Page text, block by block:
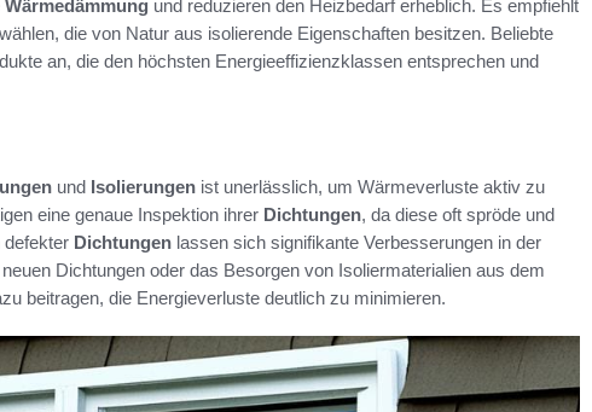
Wärmedämmung und reduzieren den Heizbedarf erheblich. Es empfiehlt
die von Natur aus isolierende Eigenschaften besitzen. Beliebte
an, die den höchsten Energieeffizienzklassen entsprechen und
und Isolierungen ist unerlässlich, um Wärmeverluste aktiv zu
eine genaue Inspektion ihrer Dichtungen, da diese oft spröde und
defekter Dichtungen lassen sich signifikante Verbesserungen in der
Dichtungen oder das Besorgen von Isoliermaterialien aus dem
beitragen, die Energieverluste deutlich zu minimieren.